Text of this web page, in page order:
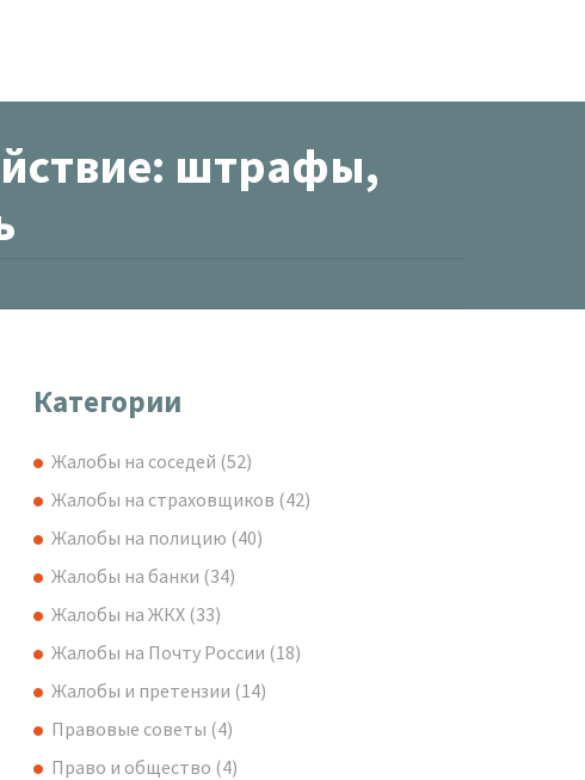
штрафы,
Категории
Жалобы на соседей (52)
Жалобы на страховщиков (42)
Жалобы на полицию (40)
Жалобы на банки (34)
Жалобы на ЖКХ (33)
Жалобы на Почту России (18)
Жалобы и претензии (14)
Правовые советы (4)
Право и общество (4)